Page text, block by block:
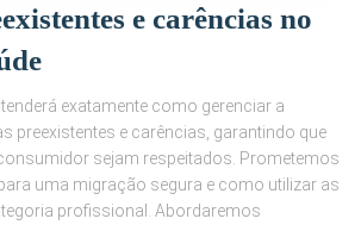
e carências no
exatamente como gerenciar a
preexistentes e carências, garantindo que
sejam respeitados. Prometemos
uma migração segura e como utilizar as
profissional. Abordaremos